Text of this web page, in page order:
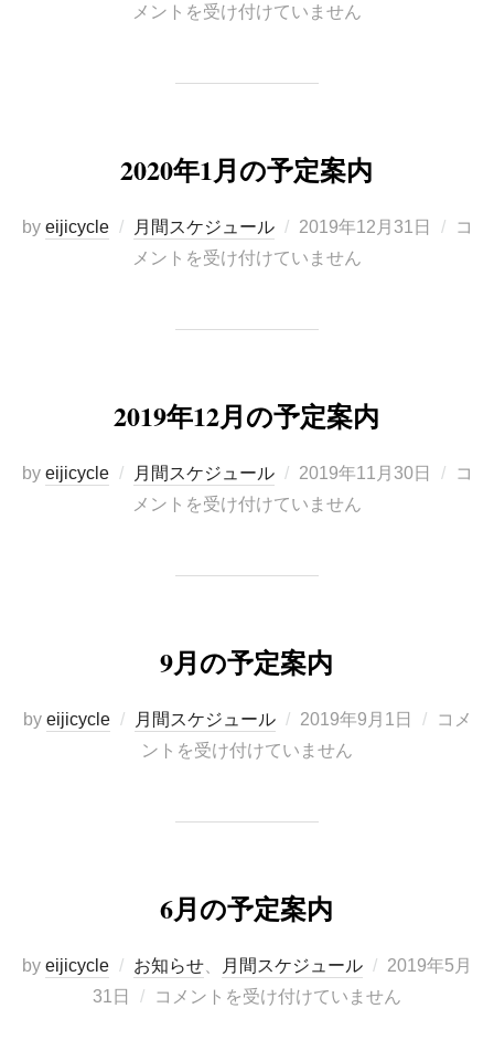
稿
メントを受け付けていません
2020年1月の予定案内
by eijicycle 月間スケジュール
投
稿
2019年12月31日
コ
メントを受け付けていません
2019年12月の予定案内
by eijicycle 月間スケジュール
投
稿
2019年11月30日
コ
メントを受け付けていません
9月の予定案内
by eijicycle 月間スケジュール
投
稿
2019年9月1日
コメ
ントを受け付けていません
6月の予定案内
by eijicycle お知らせ 月間スケジュール
投
稿
2019年5月
31日
コメントを受け付けていません